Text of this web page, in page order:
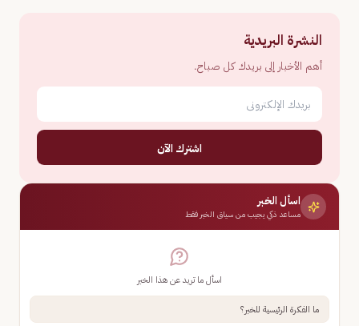
النشرة البريدية
أهم الأخبار إلى بريدك كل صباح.
اشترك الآن
اسأل الخبر
مساعد ذكي يجيب من سياق الخبر فقط
اسأل ما تريد عن هذا الخبر
ما الفكرة الرئيسية للخبر؟